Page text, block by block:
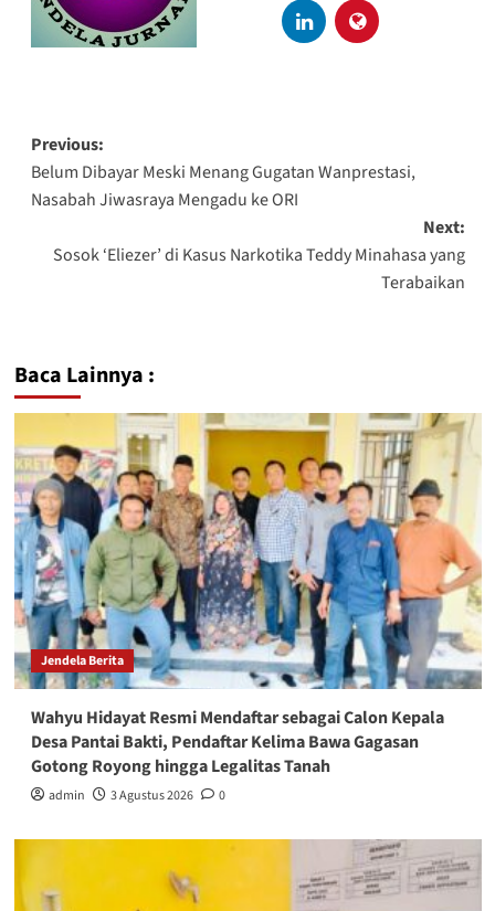
Previous:
Belum Dibayar Meski Menang Gugatan Wanprestasi,
Nasabah Jiwasraya Mengadu ke ORI
Next:
Sosok ‘Eliezer’ di Kasus Narkotika Teddy Minahasa yang
Terabaikan
Baca Lainnya :
Jendela Berita
Wahyu Hidayat Resmi Mendaftar sebagai Calon Kepala
Desa Pantai Bakti, Pendaftar Kelima Bawa Gagasan
Gotong Royong hingga Legalitas Tanah
admin 3 Agustus 2026 0